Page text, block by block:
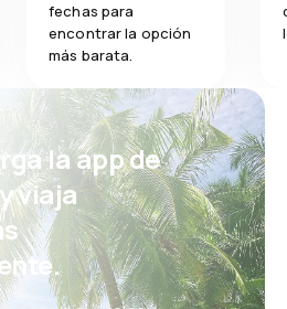
fechas para
encontrar la opción
más barata.
la app de
viaja